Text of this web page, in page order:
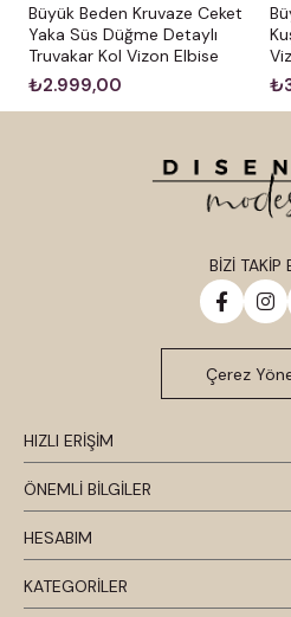
Büyük Beden Kruvaze Ceket
Yaka Süs Düğme Detaylı
Truvakar Kol Vizon Elbise
₺2.999,00
HIZLI ERİŞİM
ÖNEMLİ BİLGİLER
HESABIM
KATEGORİLER
BİZİ TAKİP
Çerez